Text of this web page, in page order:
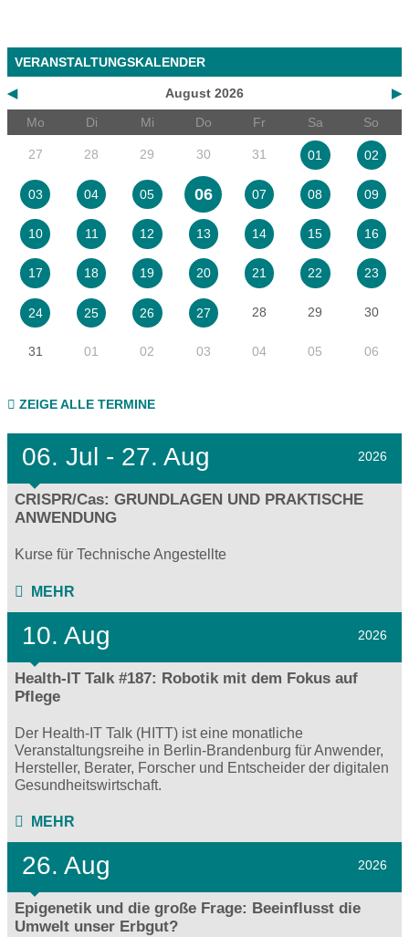
VERANSTALTUNGSKALENDER
◀ ▶
August 2026
Mo
Di Mi Do Fr Sa So
27 28 29 30 31 01 02
03 04 05 06 07 08 09
10 11 12 13 14 15 16
17 18 19 20 21 22 23
24 25 26 27 28 29 30
31 01 02 03 04 05 06
ZEIGE ALLE TERMINE
06. Jul - 27. Aug 2026
CRISPR/Cas: GRUNDLAGEN UND PRAKTISCHE
ANWENDUNG
Kurse für Technische Angestellte
MEHR
10. Aug 2026
Health-IT Talk #187: Robotik mit dem Fokus auf
Pflege
Der Health-IT Talk (HITT) ist eine monatliche
Veranstaltungsreihe in Berlin-Brandenburg für Anwender,
Hersteller, Berater, Forscher und Entscheider der digitalen
Gesundheitswirtschaft.
MEHR
26. Aug 2026
Epigenetik und die große Frage: Beeinflusst die
Umwelt unser Erbgut?